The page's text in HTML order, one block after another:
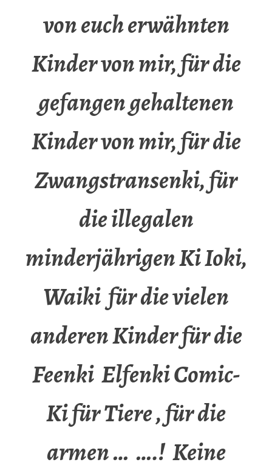
von euch erwähnten
Kinder von mir, für die
gefangen gehaltenen
Kinder von mir, für die
Zwangstransenki, für
die illegalen
minderjährigen Ki Ioki,
Waiki für die vielen
anderen Kinder für die
Feenki Elfenki Comic-
Ki für Tiere , für die
armen … ….! Keine